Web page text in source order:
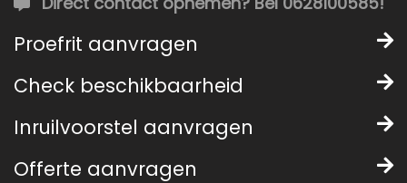
Proefrit aanvragen
Check beschikbaarheid
Inruilvoorstel aanvragen
Offerte aanvragen